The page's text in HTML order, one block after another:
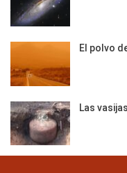
El polvo
Las